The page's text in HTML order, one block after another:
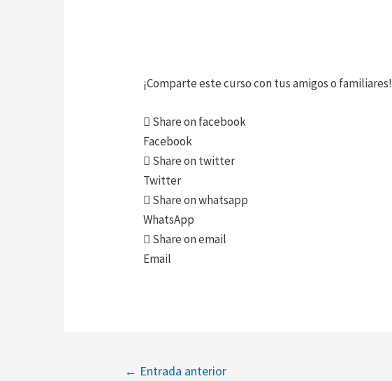
¡Comparte este curso con tus amigos o familiares!
Share on facebook
Facebook
Share on twitter
Twitter
Share on whatsapp
WhatsApp
Share on email
Email
← Entrada anterior